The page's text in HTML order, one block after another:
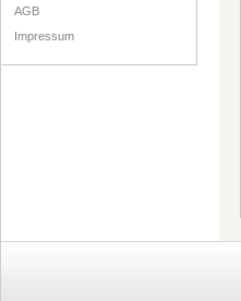
AGB
Impressum